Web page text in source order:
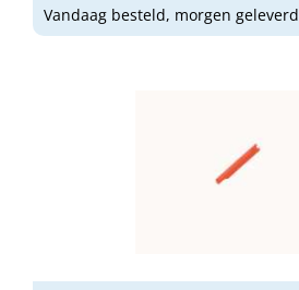
Vandaag besteld, morgen geleverd